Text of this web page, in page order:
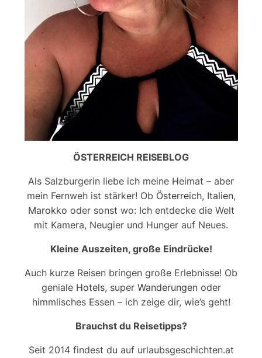
ÖSTERREICH REISEBLOG
Als Salzburgerin liebe ich meine Heimat – aber
mein Fernweh ist stärker! Ob Österreich, Italien,
Marokko oder sonst wo: Ich entdecke die Welt
mit Kamera, Neugier und Hunger auf Neues.
Kleine Auszeiten, große Eindrücke!
Auch kurze Reisen bringen große Erlebnisse! Ob
geniale Hotels, super Wanderungenoder
himmlisches Essen – ich zeige dir, wie’s geht!
Brauchst du Reisetipps?
Seit 2014 findest du auf urlaubsgeschichten.at